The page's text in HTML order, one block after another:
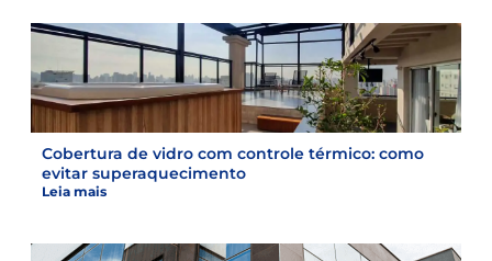
Cobertura de vidro com controle térmico: como
evitar superaquecimento
Leia mais